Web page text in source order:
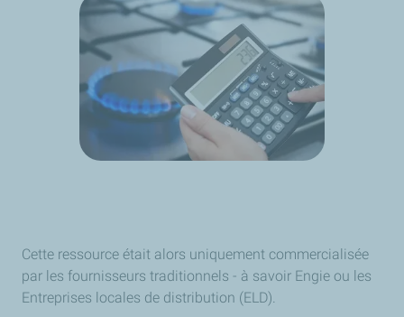
Cette ressource était alors uniquement commercialisée
par les fournisseurs traditionnels - à savoir Engie ou les
Entreprises locales de distribution (ELD).